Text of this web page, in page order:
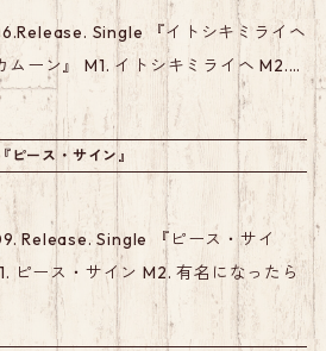
Single 『イトシキミライヘ
イトシキミライヘ M2.
ーン
ース・サイン』
Release. Single 『ピース・サイ
M1. ピース・サイン M2. 有名になったら